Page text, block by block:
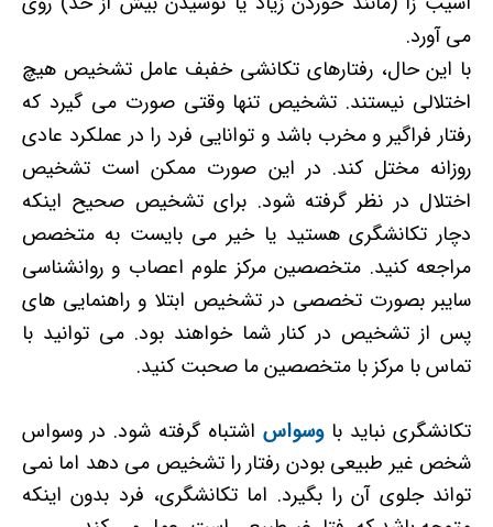
می آورد.
با این حال، رفتارهای تکانشی خفبف عامل تشخیص هیچ
اختلالی نیستند. تشخیص تنها وقتی صورت می گیرد که
رفتار فراگیر و مخرب باشد و توانایی فرد را در عملکرد عادی
روزانه مختل کند. در این صورت ممکن است تشخیص
اختلال در نظر گرفته شود. برای تشخیص صحیح اینکه
دچار تکانشگری هستید یا خیر می بایست به متخصص
مراجعه کنید. متخصصین مرکز علوم اعصاب و روانشناسی
سایبر بصورت تخصصی در تشخیص ابتلا و راهنمایی های
پس از تشخیص در کنار شما خواهند بود. می توانید با
تماس با مرکز با متخصصین ما صحبت کنید.
تکانشگری نباید با وسواس اشتباه گرفته شود. در وسواس
شخص غیر طبیعی بودن رفتار را تشخیص می دهد اما نمی
تواند جلوی آن را بگیرد. اما تکانشگری، فرد بدون اینکه